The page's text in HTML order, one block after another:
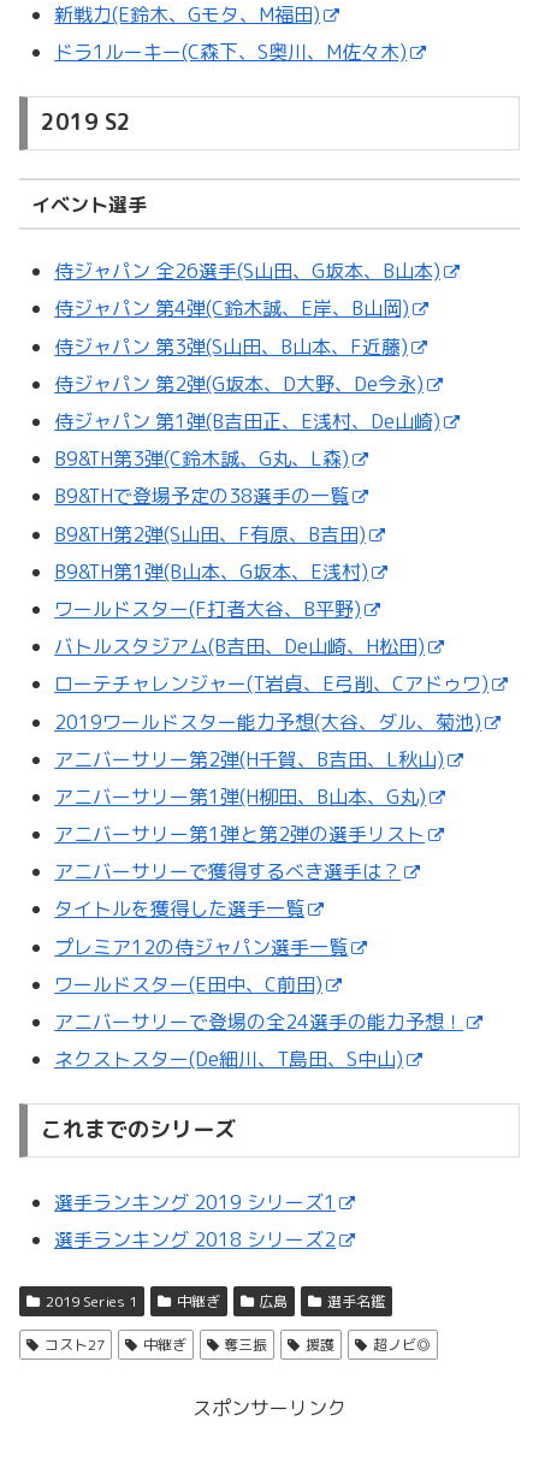
新戦力(E鈴木、Gモタ、M福田)
ドラ1ルーキー(C森下、S奥川、M佐々木)
2019 S2
イベント選手
侍ジャパン 全26選手(S山田、G坂本、B山本)
侍ジャパン 第4弾(C鈴木誠、E岸、B山岡)
侍ジャパン 第3弾(S山田、B山本、F近藤)
侍ジャパン 第2弾(G坂本、D大野、De今永)
侍ジャパン 第1弾(B吉田正、E浅村、De山崎)
B9&TH第3弾(C鈴木誠、G丸、L森)
B9&THで登場予定の38選手の一覧
B9&TH第2弾(S山田、F有原、B吉田)
B9&TH第1弾(B山本、G坂本、E浅村)
ワールドスター(F打者大谷、B平野)
バトルスタジアム(B吉田、De山崎、H松田)
ローテチャレンジャー(T岩貞、E弓削、Cアドゥワ)
2019ワールドスター能力予想(大谷、ダル、菊池)
アニバーサリー第2弾(H千賀、B吉田、L秋山)
アニバーサリー第1弾(H柳田、B山本、G丸)
アニバーサリー第1弾と第2弾の選手リスト
アニバーサリーで獲得するべき選手は？
タイトルを獲得した選手一覧
プレミア12の侍ジャパン選手一覧
ワールドスター(E田中、C前田)
アニバーサリーで登場の全24選手の能力予想！
ネクストスター(De細川、T島田、S中山)
これまでのシリーズ
選手ランキング 2019 シリーズ1
選手ランキング 2018 シリーズ2
2019 Series 1 中継ぎ 広島 選手名鑑
コスト27 中継ぎ 奪三振 援護 超ノビ◎
スポンサーリンク